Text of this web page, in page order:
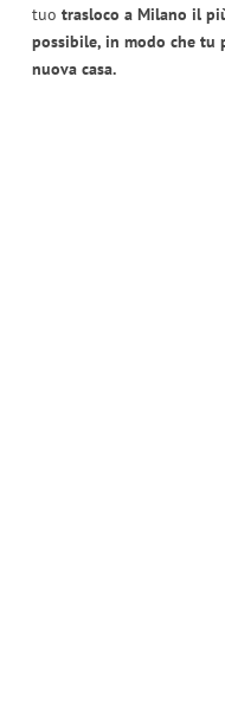
tuo trasloco a Milano il
possibile, in modo che tu
nuova casa.